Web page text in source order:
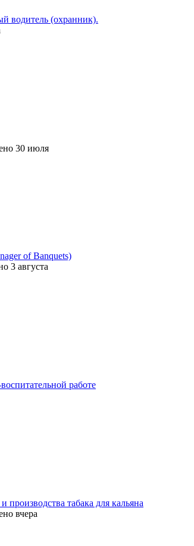
водитель (охранник).
30 июля
of Banquets)
3 августа
работе
производства табака для кальяна
вчера